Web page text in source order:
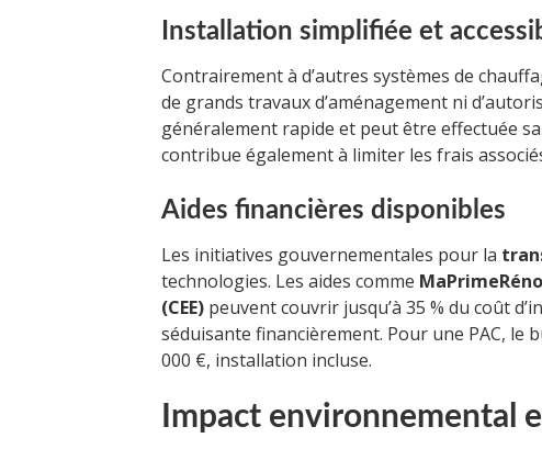
Installation simplifiée et
Contrairement à d’autres systèmes de
de grands travaux d’aménagement ni
généralement rapide et peut être effectuée
contribue également à limiter les frais
Aides financières disponibles
Les initiatives gouvernementales pour la
technologies. Les aides comme
(CEE) peuvent couvrir jusqu’à 35 % du coût
séduisante financièrement. Pour une PAC, le
000 €, installation incluse.
Impact environnemental